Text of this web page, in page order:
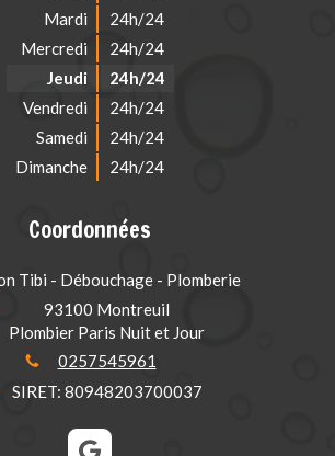
Mardi
24h/24
Mercredi
24h/24
Jeudi
24h/24
Vendredi
24h/24
Samedi
24h/24
Dimanche
24h/24
Coordonnées
Tibi - Débouchage - Plomberie
93100 Montreuil
Plombier Paris Nuit et Jour
0257545961
SIRET: 80948203700037